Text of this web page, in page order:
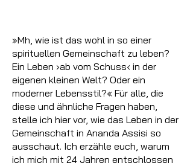
»Mh, wie ist das wohl in so einer
spirituellen Gemeinschaft zu leben?
Ein Leben ›ab vom Schuss‹ in der
eigenen kleinen Welt? Oder ein
moderner Lebensstil?« Für alle, die
diese und ähnliche Fragen haben,
stelle ich hier vor, wie das Leben in der
Gemeinschaft in Ananda Assisi so
ausschaut. Ich erzähle euch, warum
ich mich mit 24 Jahren entschlossen